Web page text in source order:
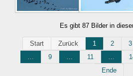
Es gibt 87 Bilder in
Start Zurück 1 2 3
…
9 … 11 …
Ende